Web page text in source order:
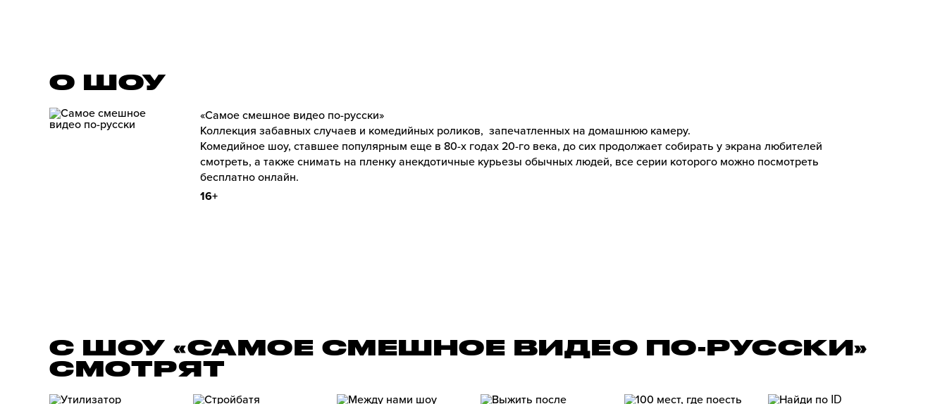
О ШОУ
«Самое смешное видео по-русски»
Коллекция забавных случаев и комедийных роликов, запечатленных на домашнюю камеру.
Комедийное шоу, ставшее популярным еще в 80-х годах 20-го века, до сих продолжает собирать у экрана любителей
смотреть, а также снимать на пленку анекдотичные курьезы обычных людей, все серии которого можно посмотреть
бесплатно онлайн.
16+
С ШОУ «САМОЕ СМЕШНОЕ ВИДЕО ПО-РУССКИ»
СМОТРЯТ